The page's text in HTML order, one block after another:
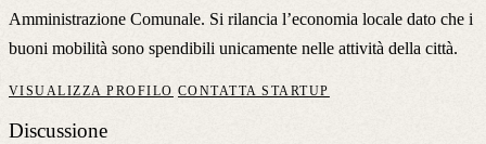
Amministrazione Comunale. Si rilancia l’economia locale dato che i
buoni mobilità sono spendibili unicamente nelle attività della città.
VISUALIZZA PROFILO CONTATTA STARTUP
Discussione